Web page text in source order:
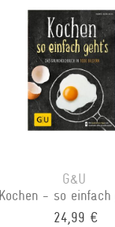
G&U
Kochen - so
24,99 €